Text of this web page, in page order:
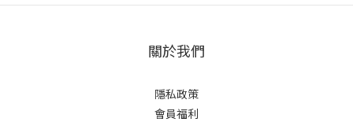
關於我們
隱私政策
會員福利